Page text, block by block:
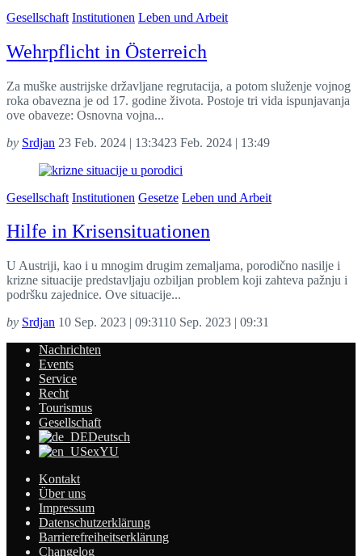
Gesellschaft Institutionen Leben und Arbeit
Wehrpflicht in Österreich
Za muške austrijske državljane regrutacija, a potom služenje vojnog
roka obavezna je od 17. godine života. Postoje tri vida ispunjavanja
ove obaveze: Osnovna vojna...
by Srdjan 23 Feb. 2024 | 13:3423 Feb. 2024 | 13:49
Gesellschaft Institutionen Gesetze Leben und Arbeit
Hilfe in Krisensituationen
U Austriji, kao i u mnogim drugim zemaljama, porodično nasilje i
krizne situacije predstavljaju ozbiljan problem koji zahteva pažnju i
podršku zajednice. Ove situacije...
by Srdjan 10 Sep. 2023 | 09:3110 Sep. 2023 | 09:31
Nachrichten
Events
Service
Recht
Tourismus
Gesellschaft
Deutsch
exYU
Kontakt
Über uns
Impressum
Datenschutzerklärung
Barrierefreiheitserklärung
Changelog